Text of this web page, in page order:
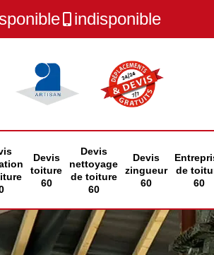
indisponible
Devis
toiture
60
Devis
nettoyage
de toiture
60
Devis
zingueur
60
de
60